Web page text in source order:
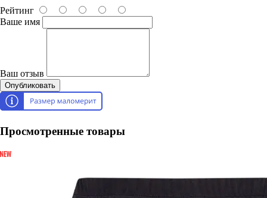
Рейтинг
Ваше имя
Ваш отзыв
Опубликовать
Просмотренные товары